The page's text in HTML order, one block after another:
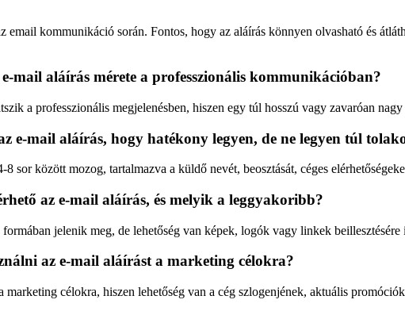
email kommunikáció során. Fontos, hogy az aláírás könnyen olvasható és
mail aláírás mérete a professzionális kommunikációban?
a professzionális megjelenésben, hiszen egy túl hosszú vagy zavaróan
e-mail aláírás, hogy hatékony legyen, de ne legyen túl
sor között mozog, tartalmazva a küldő nevét, beosztását, céges
az e-mail aláírás, és melyik a leggyakoribb?
jelenik meg, de lehetőség van képek, logók vagy linkek
az e-mail aláírást a marketing célokra?
marketing célokra, hiszen lehetőség van a cég szlogenjének, aktuális